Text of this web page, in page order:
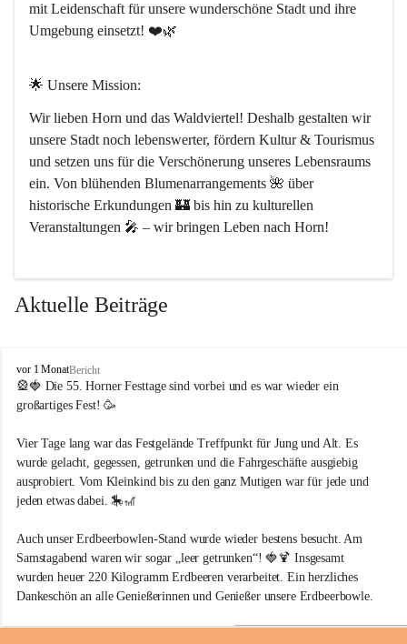
mit Leidenschaft für unsere wunderschöne Stadt und ihre
Umgebung einsetzt! ❤️🌿
🌟 Unsere Mission:
Wir lieben Horn und das Waldviertel! Deshalb gestalten wir
unsere Stadt noch lebenswerter, fördern Kultur & Tourismus
und setzen uns für die Verschönerung unseres Lebensraums
ein. Von blühenden Blumenarrangements 🌺 über
historische Erkundungen 🏰 bis hin zu kulturellen
Veranstaltungen 🎤 – wir bringen Leben nach Horn!
📌 Unsere Aktivitäten:
✅ Erhaltung & Verschönerung
✅ Veranstaltungen & Kultur
traditionelle Feste 🎨🎶
& Schönheit Horns! 🏡📜
✅ Wanderrouten & Naturprojekte – Erholung & Abenteuer
für Groß & Klein 🚶‍♂️🌄
🌍 Warum Horn?
Horn ist ein Ort voller Geschichte, eingebettet in die
Natur oder Gastfreundschaft – hier gibt es immer etwas zu
Aktuelle Beiträge
F
V
V
o
r
n
vor 1 MonatBericht
🎡🍓 Die 55. Horner Festtage sind vorbei und es war wieder ein
großartiges Fest! 🥳
Vier Tage lang war das Festgelände Treffpunkt für Jung und Alt. Es
wurde gelacht, gegessen, getrunken und die Fahrgeschäfte ausgiebig
ausprobiert. Vom Kleinkind bis zu den ganz Mutigen war für jede und
jeden etwas dabei. 🎠🎢
Auch unser Erdbeerbowlen-Stand wurde wieder bestens besucht. Am
Samstagabend waren wir sogar „leer getrunken“! 🍓🍹 Insgesamt
wurden heuer 220 Kilogramm Erdbeeren verarbeitet. Ein herzliches
Dankeschön an alle Genießerinnen und Genießer unsere Erdbeerbowle.